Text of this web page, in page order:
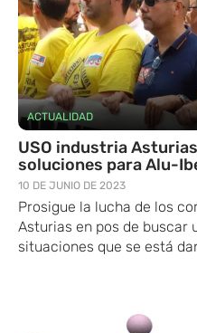
ACTUALIDAD
USO industria
soluciones para Alu-
10 DE JUNIO DE 2023
Prosigue la lucha de los
Asturias en pos de buscar
situaciones que se está